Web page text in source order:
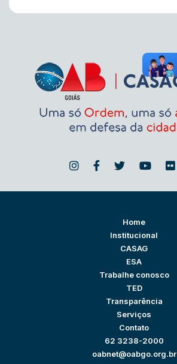
Home
Institucional
CASAG
ESA
Trabalhe conosco
TED
Transparência
Serviços
Contato
62 3238-2000
oabnet@oabgo.org.br